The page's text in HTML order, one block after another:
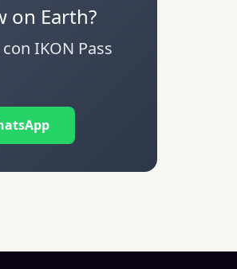
on Earth?
IKON Pass